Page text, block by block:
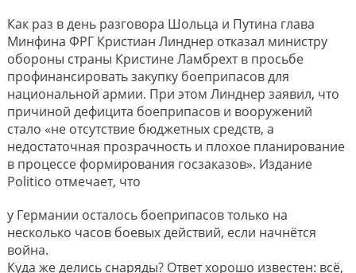
Как раз в день разговора Шольца и Путина глава
Минфина ФРГ Кристиан Линднер отказал министру
обороны страны Кристине Ламбрехт в просьбе
профинансировать закупку боеприпасов для
национальной армии. При этом Линднер заявил, что
причиной дефицита боеприпасов и вооружений
стало «не отсутствие бюджетных средств, а
недостаточная прозрачность и плохое планирование
в процессе формирования госзаказов». Издание
Politico отмечает, что
у Германии осталось боеприпасов только на
несколько часов боевых действий, если начнётся
война.
Куда же делись снаряды? Ответ хорошо известен: всё,